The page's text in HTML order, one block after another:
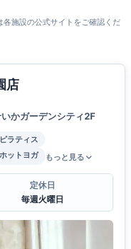
施設の公式サイトをご確認くだ
店
かガーデンシティ2F
ラティス
ホットヨガ もっと見る
定休日
毎週火曜日